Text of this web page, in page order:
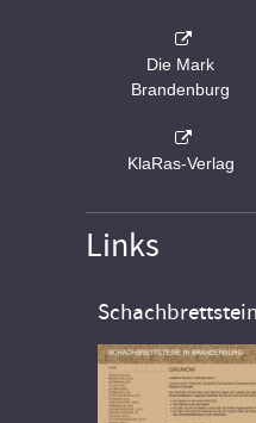
Die Mark
Brandenburg
KlaRas-Verlag
Links